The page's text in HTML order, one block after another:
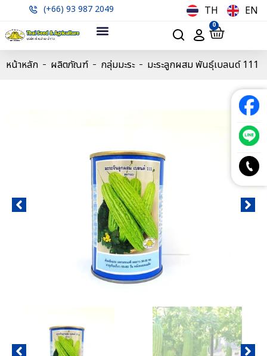
(+66) 93 987 2049 TH EN
0
หน้าหลัก ผลิตภัณฑ์ กลุ่มมะระ มะระลูกผสม พันธุ์เบลนด์ 111